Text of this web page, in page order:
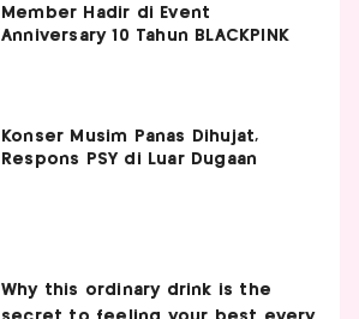
Member Hadir di Event
Anniversary 10 Tahun BLACKPINK
Konser Musim Panas Dihujat,
Respons PSY di Luar Dugaan